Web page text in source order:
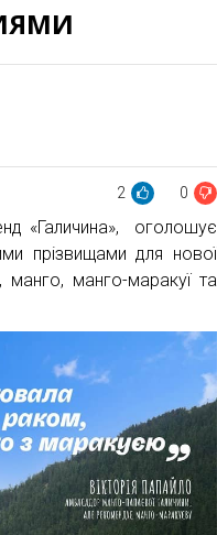
2 0
«Галичина», оголошує
прізвищами для нової
манго, манго-маракуї та